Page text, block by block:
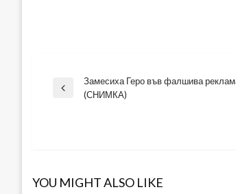
Навигация
Previous
Замесиха Геро във фалшива
(СНИМКА)
YOU MIGHT ALSO LIKE